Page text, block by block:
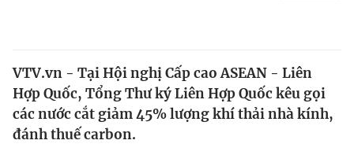
Thế giới
Tin tức
Thế giới đó đây
Kinh tế
VTV.vn - Tại Hội nghị Cấp cao ASEAN - Liên
Hợp Quốc, Tổng Thư ký Liên Hợp Quốc kêu gọi
các nước cắt giảm 45% lượng khí thải nhà kính,
đánh thuế carbon.